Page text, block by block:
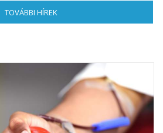
TOVÁBBI HÍREK